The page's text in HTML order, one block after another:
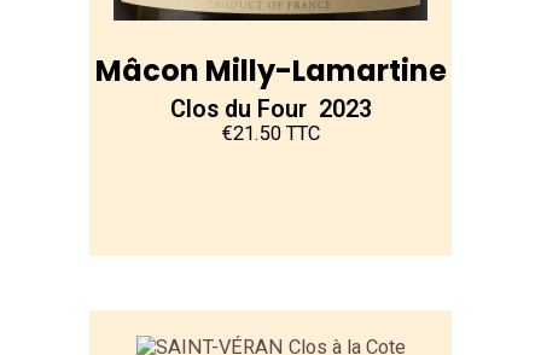
Mâcon Milly-Lamartine
Clos du Four 2023
€21.50 TTC